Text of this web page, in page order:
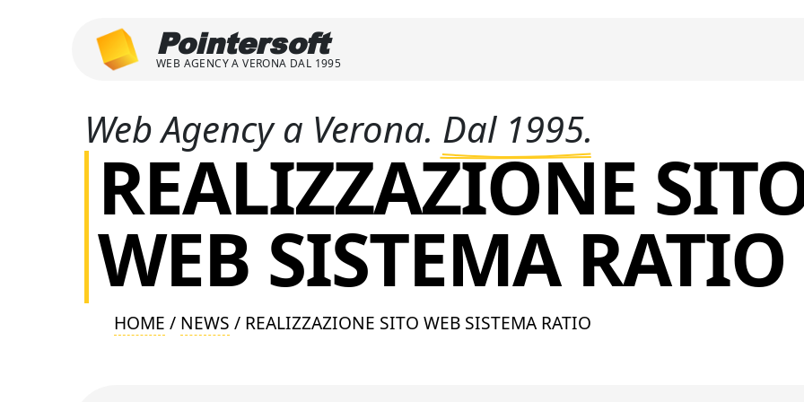
Pointersoft
WEB AGENCY A VERONA DAL 1995
Web Agency a Verona. Dal 1995.
REALIZZAZIONE
WEB SISTEMA RATIO
HOME / NEWS / REALIZZAZIONE SITO WEB SISTEMA RATIO